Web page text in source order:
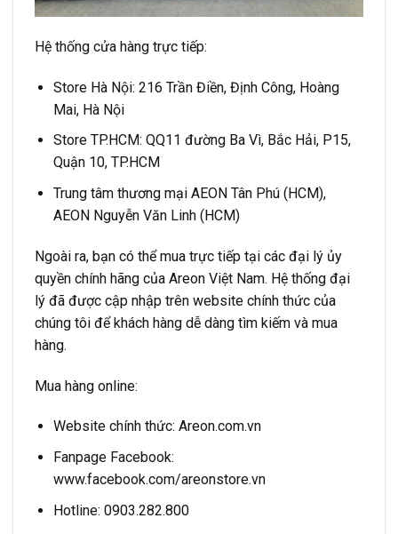
Hệ thống cửa hàng trực tiếp:
Store Hà Nội: 216 Trần Điền, Định Công, Hoàng
Mai, Hà Nội
Store TP.HCM: QQ11 đường Ba Vì, Bắc Hải, P15,
Quận 10, TP.HCM
Trung tâm thương mại AEON Tân Phú (HCM),
AEON Nguyễn Văn Linh (HCM)
Ngoài ra, bạn có thể mua trực tiếp tại các đại lý ủy
quyền chính hãng của Areon Việt Nam. Hệ thống đại
lý đã được cập nhập trên website chính thức của
chúng tôi để khách hàng dễ dàng tìm kiếm và mua
hàng.
Mua hàng online:
Website chính thức: Areon.com.vn
Fanpage Facebook:
www.facebook.com/areonstore.vn
Hotline: 0903.282.800